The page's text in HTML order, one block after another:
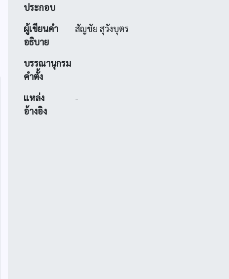
ประกอบ
ผู้เขียนคำ
อธิบาย
สัญชัย สุวังบุตร
บรรณานุกรม
คำตั้ง
แหล่ง
อ้างอิง
-